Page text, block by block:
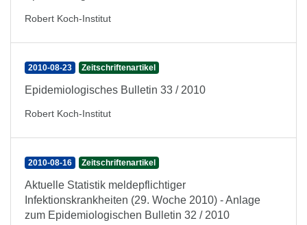
Robert Koch-Institut
2010-08-23 Zeitschriftenartikel
Epidemiologisches Bulletin 33 / 2010
Robert Koch-Institut
2010-08-16 Zeitschriftenartikel
Aktuelle Statistik meldepflichtiger
Infektionskrankheiten (29. Woche 2010) - Anlage
zum Epidemiologischen Bulletin 32 / 2010